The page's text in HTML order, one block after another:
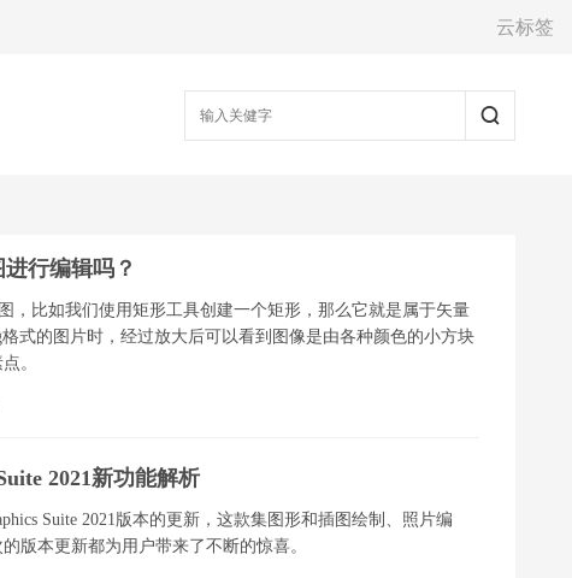
云标签
行编辑吗？
，比如我们使用矩形工具创建一个矩形，那么它就是属于矢量
式的图片时，经过放大后可以看到图像是由各种颜色的小方块
。
2021新功能解析
Suite 2021版本的更新，这款集图形和插图绘制、照片编
版本更新都为用户带来了不断的惊喜。